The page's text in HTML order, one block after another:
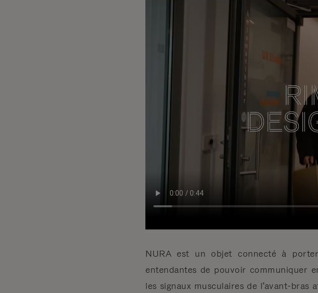
NURA est un objet connecté à
entendantes de pouvoir communiquer
les signaux musculaires de l’avant-bras